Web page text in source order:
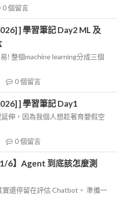
0個留言
] 學習筆記 Day2 ML 及
! 整個machine learning分成三個
0個留言
] 學習筆記 Day1
伸，因為我個人想趁著育嬰假空
0個留言
6】Agent 到底該怎麼測
還停留在評估 Chatbot。 準備一